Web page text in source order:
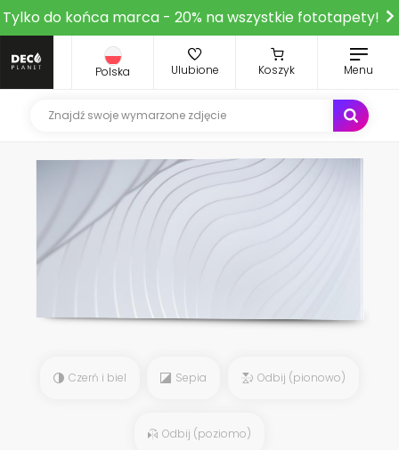
Tylko do końca marca - 20% na wszystkie fototapety!
Polska Ulubione Koszyk Menu
Czerń i biel Sepia Odbij (pionowo)
Odbij (poziomo)